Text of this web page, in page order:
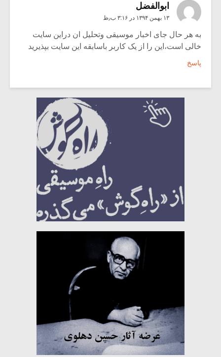
ابوالفضل
۱۳ بهمن ۱۳۹۴ در ۳:۱۶ ب٫ظ
به هر حال جای اخبار موسیقی وتحلیل ان دراین سایت
خالی است،این را از یک کاربر باسابقه این سایت بپذیرید
پاسخ